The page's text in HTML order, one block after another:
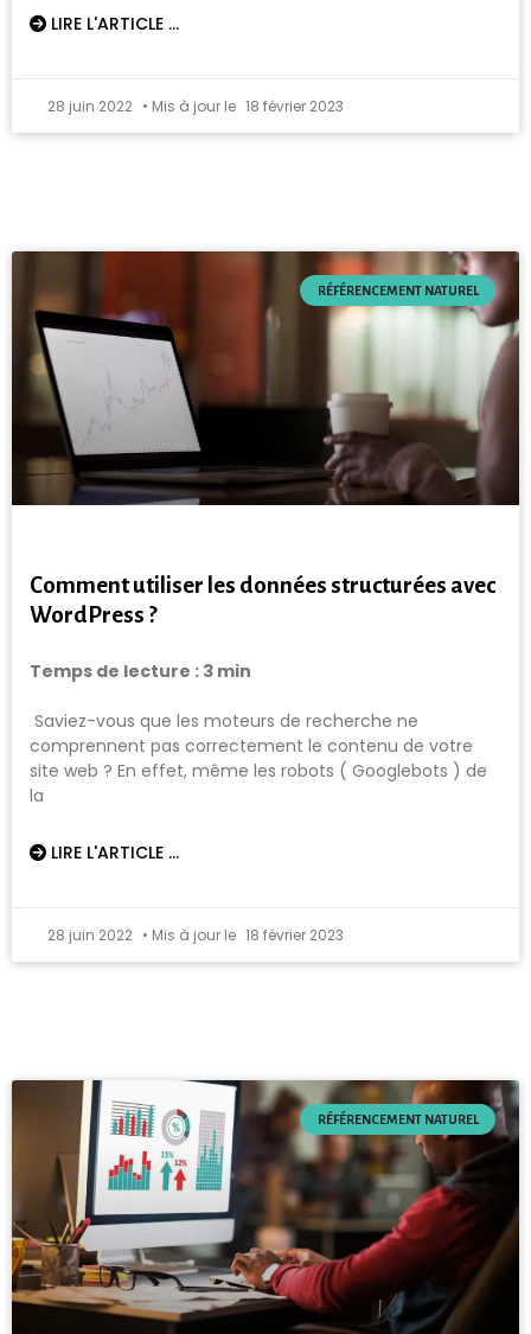
LIRE L'ARTICLE ...
28 juin 2022 18 février 2023
RÉFÉRENCEMENT NATUREL
Comment utiliser les données structurées avec
WordPress ?
Temps de lecture : 3 min
Saviez-vous que les moteurs de recherche ne
comprennent pas correctement le contenu de votre
site web ? En effet, même les robots ( Googlebots ) de
la
LIRE L'ARTICLE ...
28 juin 2022 18 février 2023
RÉFÉRENCEMENT NATUREL